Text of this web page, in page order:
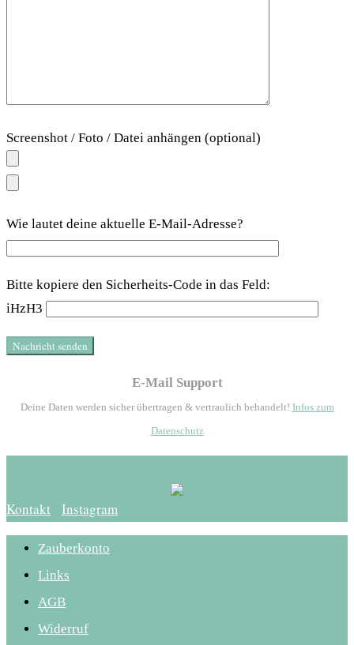
Screenshot / Foto / Datei anhängen (optional)
Wie lautet deine aktuelle E-Mail-Adresse?
Bitte kopiere den Sicherheits-Code in das Feld:
iHzH3
E-Mail Support
Deine Daten werden sicher übertragen & vertraulich behandelt! Infos zum
Datenschutz
Kontakt Instagram
Zauberkonto
Links
AGB
Widerruf